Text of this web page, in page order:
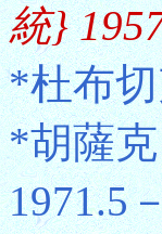
統}
*杜布切
*胡薩
1971.5